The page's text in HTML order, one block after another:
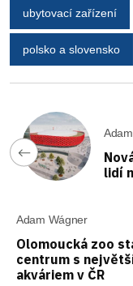
ubytovací zařízení
polsko a slovensko
lidí
Adam Wágner
Olomoucká zoo
centrum s
akváriem v ČR